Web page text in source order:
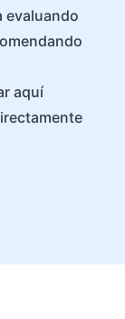
evaluando
aquí